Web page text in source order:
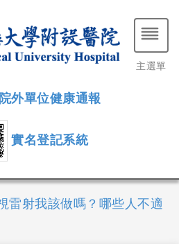
院外單位健康通報
實名登記系統
主選單